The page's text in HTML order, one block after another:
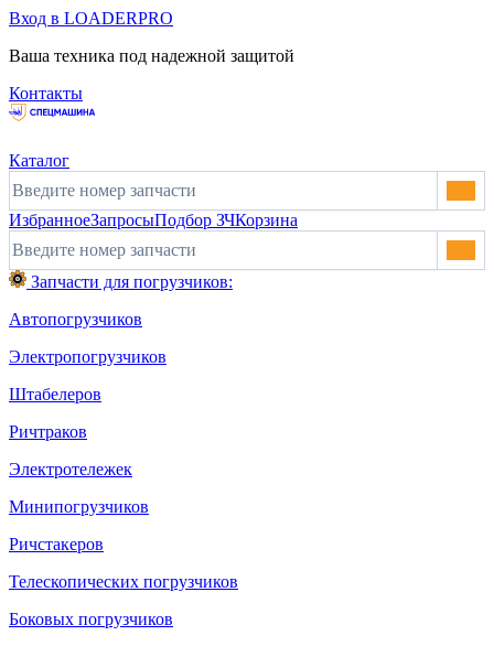
Вход в LOADERPRO
Ваша техника под надежной защитой
Контакты
Каталог
ИзбранноеЗапросыПодбор ЗЧКорзина
Запчасти для погрузчиков:
Автопогрузчиков
Электропогрузчиков
Штабелеров
Ричтраков
Электротележек
Минипогрузчиков
Ричстакеров
Телескопических погрузчиков
Боковых погрузчиков